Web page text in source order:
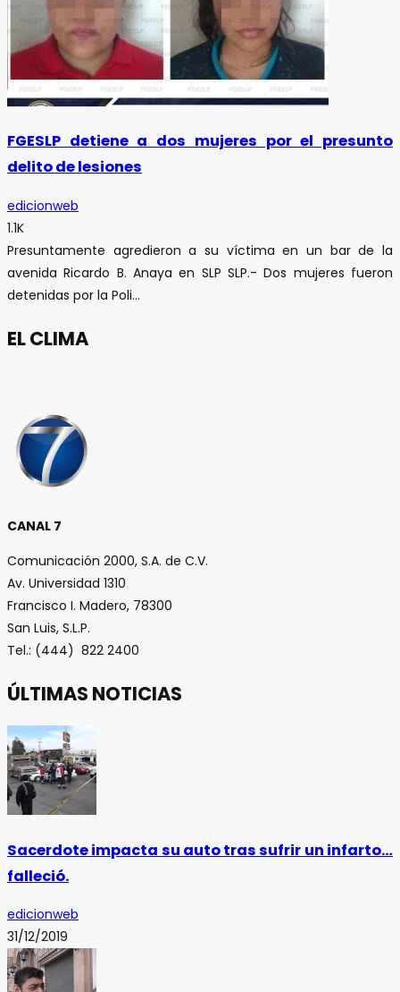
FGESLP detiene a dos mujeres por el presunto
delito de lesiones
edicionweb
1.1K
Presuntamente agredieron a su víctima en un bar de la
avenida Ricardo B. Anaya en SLP SLP.- Dos mujeres fueron
detenidas por la Poli...
EL CLIMA
CANAL 7
Comunicación 2000, S.A. de C.V.
Av. Universidad 1310
Francisco I. Madero, 78300
San Luis, S.L.P.
Tel.: (444) 822 2400
ÚLTIMAS NOTICIAS
Sacerdote impacta su auto tras sufrir un infarto…
falleció.
edicionweb
31/12/2019